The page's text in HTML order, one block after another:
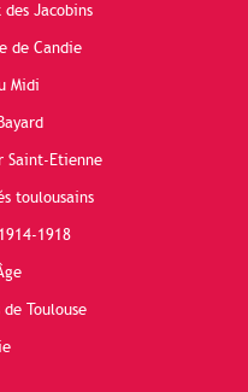
Jacobins
de Candie
Midi
Saint-Etienne
toulousains
1918
Toulouse